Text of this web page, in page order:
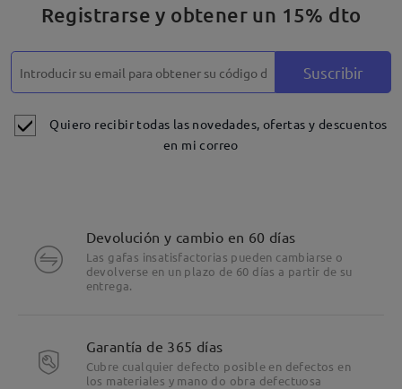
Registrarse y obtener un 15% dto
Suscribir
Quiero recibir todas las novedades, ofertas y descuentos
en mi correo
Devolución y cambio en 60 días
Las gafas insatisfactorias pueden cambiarse o
devolverse en un plazo de 60 días a partir de su
entrega.
Garantía de 365 días
Cubre cualquier defecto posible en defectos en
los materiales y mano do obra defectuosa